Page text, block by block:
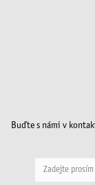
Buďte s námi v